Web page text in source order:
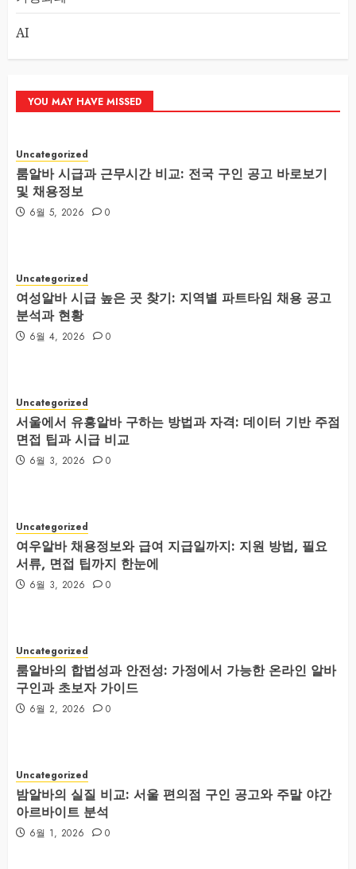
AI
YOU MAY HAVE MISSED
Uncategorized
룸알바 시급과 근무시간 비교: 전국 구인 공고 바로보기
및 채용정보
6월 5, 2026 0
Uncategorized
여성알바 시급 높은 곳 찾기: 지역별 파트타임 채용 공고
분석과 현황
6월 4, 2026 0
Uncategorized
서울에서 유흥알바 구하는 방법과 자격: 데이터 기반 주점
면접 팁과 시급 비교
6월 3, 2026 0
Uncategorized
여우알바 채용정보와 급여 지급일까지: 지원 방법, 필요
서류, 면접 팁까지 한눈에
6월 3, 2026 0
Uncategorized
룸알바의 합법성과 안전성: 가정에서 가능한 온라인 알바
구인과 초보자 가이드
6월 2, 2026 0
Uncategorized
밤알바의 실질 비교: 서울 편의점 구인 공고와 주말 야간
아르바이트 분석
6월 1, 2026 0